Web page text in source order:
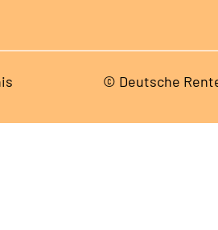
© Deutsche